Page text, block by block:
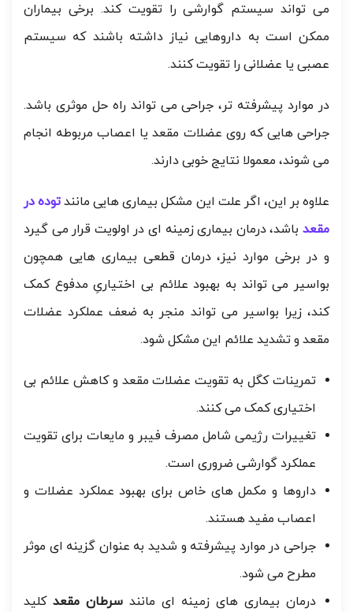
می تواند سیستم گوارشی را تقویت کند. برخی بیماران
ممکن است به داروهایی نیاز داشته باشند که سیستم
عصبی یا عضلانی را تقویت کنند.
در موارد پیشرفته تر، جراحی می تواند راه حل موثری باشد.
جراحی هایی که روی عضلات مقعد یا اعصاب مربوطه انجام
می شوند، معمولا نتایج خوبی دارند.
علاوه بر این، اگر علت این مشکل بیماری هایی مانندتوده در
مقعد باشد، درمان بیماری زمینه ای در اولویت قرار می گیرد
و در برخی موارد نیز، درمان قطعی بیماری هایی همچون
بواسیر می تواند به بهبود علائم بی اختیاریِ مدفوع کمک
کند، زیرا بواسیر می تواند منجر به ضعف عملکرد عضلات
مقعد و تشدید علائم این مشکل شود.
تمرینات کگل به تقویت عضلات مقعد و کاهش علائم بی
اختیاری کمک می کنند.
تغییرات رژیمی شامل مصرف فیبر و مایعات برای تقویت
عملکرد گوارشی ضروری است.
داروها و مکمل های خاص برای بهبود عملکرد عضلات و
اعصاب مفید هستند.
جراحی در موارد پیشرفته و شدید به عنوان گزینه ای موثر
مطرح می شود.
درمان بیماری های زمینه ای مانند سرطان مقعد کلید